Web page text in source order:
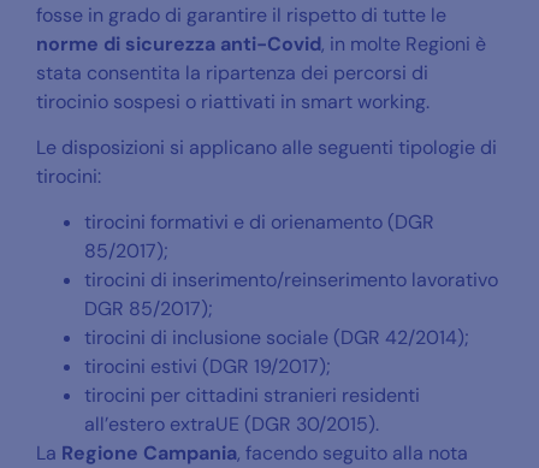
fosse in grado di garantire il rispetto di tutte le
norme di sicurezza anti-Covid, in molte Regioni è
stata consentita la ripartenza dei percorsi di
tirocinio sospesi o riattivati in smart working.
Le disposizioni si applicano alle seguenti tipologie di
tirocini:
tirocini formativi e di orienamento (DGR
85/2017);
tirocini di inserimento/reinserimento lavorativo
DGR 85/2017);
tirocini di inclusione sociale (DGR 42/2014);
tirocini estivi (DGR 19/2017);
tirocini per cittadini stranieri residenti
all’estero extraUE (DGR 30/2015).
La Regione Campania, facendo seguito alla nota